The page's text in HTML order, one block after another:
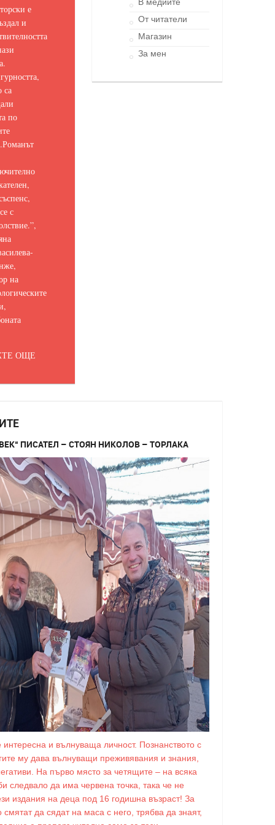
е
и
са
по
Романът
с
”,
на
ОЩЕ
От читатели
Магазин
За мен
ПИСАТЕЛ – СТОЯН НИКОЛОВ – ТОРЛАКА
интересна и вълнуваща личност. Познанството с
му дава вълнуващи преживявания и знания,
На първо място за четящите – на всяка
следвало да има червена точка, така че не
издания на деца под 16 годишна възраст! За
смятат да сядат на маса с него, трябва да знаят,